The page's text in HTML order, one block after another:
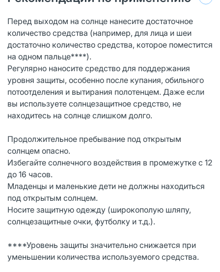
Перед выходом на солнце нанесите достаточное
количество средства (например, для лица и шеи
достаточно количество средства, которое поместится
на одном пальце****).
Регулярно наносите средство для поддержания
уровня защиты, особенно после купания, обильного
потоотделения и вытирания полотенцем. Даже если
вы используете солнцезащитное средство, не
находитесь на солнце слишком долго.
Продолжительное пребывание под открытым
солнцем опасно.
Избегайте солнечного воздействия в промежутке с 12
до 16 часов.
Младенцы и маленькие дети не должны находиться
под открытым солнцем.
Носите защитную одежду (широкополую шляпу,
солнцезащитные очки, футболку и т.д.).
****Уровень защиты значительно снижается при
уменьшении количества используемого средства.